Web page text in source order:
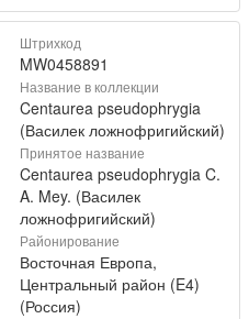
Штрихкод
MW0458891
Название в коллекции
Centaurea pseudophrygia
(Василек ложнофригийский)
Принятое название
Centaurea pseudophrygia C.
A. Mey. (Василек
ложнофригийский)
Районирование
Восточная Европа,
Центральный район (E4)
(Россия)